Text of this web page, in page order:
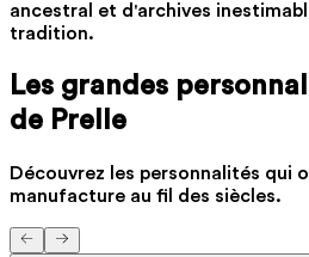
ancestral et d'archives
tradition.
Les grandes
de Prelle
Découvrez les personnalités qui
manufacture au fil des siècles.